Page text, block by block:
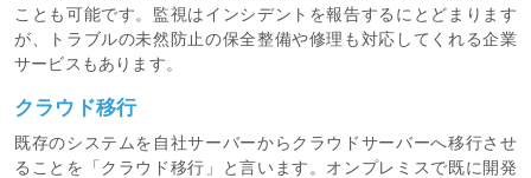
ことも可能です。監視はインシデントを報告するにとどまります
が、トラブルの未然防止の保全整備や修理も対応してくれる企業
サービスもあります。
クラウド移行
既存のシステムを自社サーバーからクラウドサーバーへ移行させ
ることを「クラウド移行」と言います。オンプレミスで既に開発